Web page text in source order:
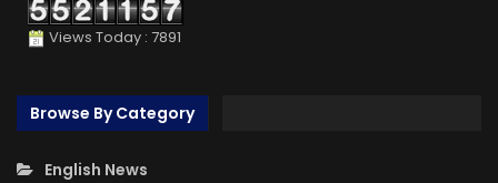
Views Today : 7891
Browse By Category
English News